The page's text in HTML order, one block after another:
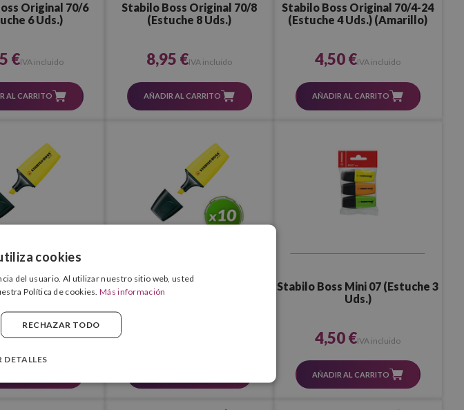
Original 70/6
6 Uds.)
€IVA incluido
AL CARRITO
Stabilo Boss Original 70/8
(Estuche 8 Uds.)
8,95 €IVA incluido
AÑADIR AL CARRITO
Stabilo Boss Original 70/4-24
(Estuche 4 Uds.) (Amarillo)
4,50 €IVA incluido
AÑADIR AL CARRITO
Boss Mini 07
€IVA incluido
Stabilo Boss Mini 07 (Caja 10
Stabilo Boss Mini 07 (Estuche 3
Uds.)
4,50 €IVA incluido
AÑADIR AL CARRITO
cookies
del usuario. Al utilizar nuestro sitio web, usted
Política de cookies.Más información
RECHAZAR TODO
DETALLES